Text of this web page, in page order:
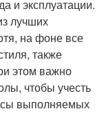
и эксплуатации.
лучших
на фоне все
также
этом важно
чтобы учесть
выполняемых